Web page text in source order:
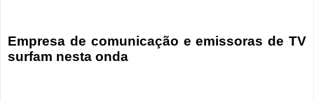
Empresa de comunicação e emissoras de TV
surfam nesta onda